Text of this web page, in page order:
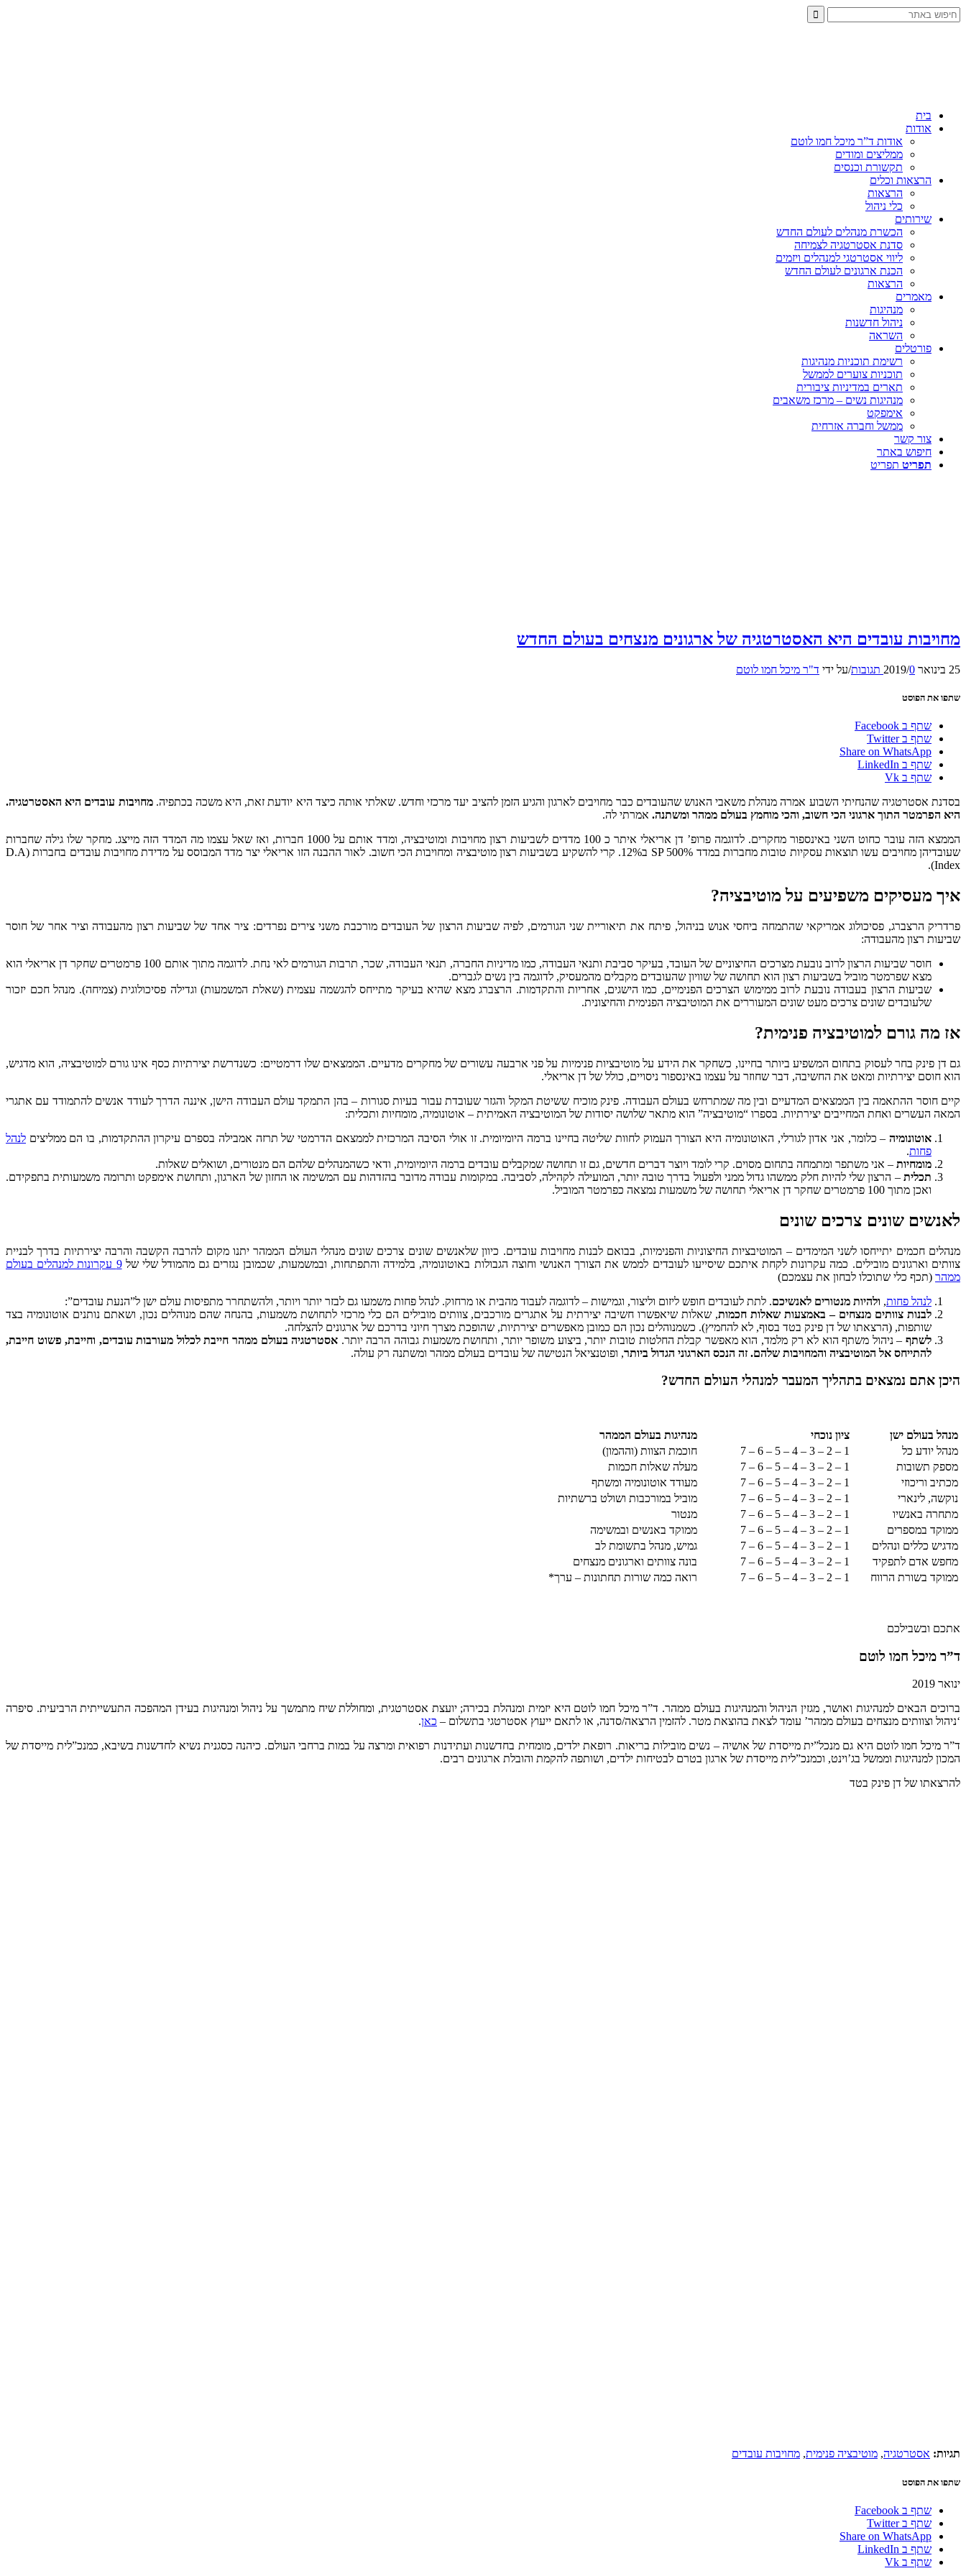
בית
אודות
אודות ד”ר מיכל חמו לוטם
ממליצים ומודים
תקשורת וכנסים
הרצאות וכלים
הרצאות
כלי ניהול
שירותים
הכשרת מנהלים לעולם החדש
סדנת אסטרטגיה לצמיחה
ליווי אסטרטגי למנהלים ויזמים
הכנת ארגונים לעולם החדש
הרצאות
מאמרים
מנהיגות
ניהול חדשנות
השראה
פורטלים
רשימת תוכניות מנהיגות
תוכניות צוערים לממשל
תארים במדיניות ציבורית
מנהיגות נשים – מרכז משאבים
אימפקט
ממשל וחברה אזרחית
צור קשר
חיפוש באתר
תפריט תפריט
מחויבות עובדים היא האסטרטגיה של ארגונים מנצחים בעולם החדש
25 בינואר 2019 /0 תגובות /על ידי ד"ר מיכל חמו לוטם
שתפו את הפוסט
שתף ב Facebook
שתף ב Twitter
Share on WhatsApp
שתף ב LinkedIn
שתף ב Vk
בסדנת אסטרטגיה שהנחיתי השבוע אמרה מנהלת משאבי האנוש שהעובדים כבר מחויבים לארגון והגיע הזמן להציב יעד מרכזי וחדש. שאלתי אותה כיצד היא יודעת זאת, היא משכה בכתפיה.מחויבות עובדים היא האסטרטגיה.
היא הפרמטר התוך ארגוני הכי חשוב, והכי מוחמץ בעולם ממהר ומשתנה. אמרתי לה.
הממצא הזה עובר כחוט השני באינספור מחקרים. לדוגמה פרופ’ דן אריאלי איתר כ 100 מדדים לשביעות רצון מחויבות ומוטיבציה, ומדד אותם על 1000 חברות, ואז שאל עצמו מה המדד הזה מייצג. מחקר שלו גילה שחברות
שעובדיהן מחויבים עשו תוצאות עסקיות טובות מחברות במדד SP 500% ב12%. קרי להשקיע בשביעות רצון מוטיבציה ומחויבות הכי חשוב. לאור ההבנה הזו אריאלי יצר מדד המבוסס על מדידת מחויבות עובדים בחברות (D.A
Index).
איך מעסיקים משפיעים על מוטיבציה?
פרדריק הרצברג, פסיכולוג אמריקאי שהתמחה ביחסי אנוש בניהול, פיתח את תיאוריית שני הגורמים, לפיה שביעות הרצון של העובדים מורכבת משני צירים נפרדים: ציר אחד של שביעות רצון מהעבודה וציר אחר של חוסר
שביעות רצון מהעבודה:
חוסר שביעות הרצון לרוב נובעת מצרכים החיצוניים של העובד, בעיקר סביבת ותנאי העבודה, כמו מדיניות החברה, תנאי העבודה, שכר, תרבות הגורמים לאי נחת. לדוגמה מתוך אותם 100 פרמטרים שחקר דן אריאלי הוא
מצא שפרמטר מוביל בשביעות רצון הוא תחושה של שוויון שהעובדים מקבלים מהמעסיק, לדוגמה בין נשים לגברים.
שביעות הרצון בעבודה נובעת לרוב ממימוש הצרכים הפנימיים, כמו הישגים, אחריות והתקדמות. הרצברג מצא שהיא בעיקר מתייחס להגשמה עצמית (שאלת המשמעות) וגדילה פסיכולוגית (צמיחה). מנהל חכם יזכור
שלעובדים שונים צרכים מעט שונים המעוררים את המוטיבציה הפנימית והחיצונית.
אז מה גורם למוטיבציה פנימית?
גם דן פינק בחר לעסוק בתחום המשפיע ביותר בחיינו, כשחקר את הידע על מוטיבציות פנימיות על פני ארבעה עשורים של מחקרים מדעיים. הממצאים שלו דרמטיים: כשנדרשת יצירתיות כסף אינו גורם למוטיבציה, הוא מדגיש,
הוא חוסם יצירתיות ומאט את החשיבה, דבר שחוזר על עצמו באינספור ניסויים, כולל של דן אריאלי.
קיים חוסר ההתאמה בין הממצאים המדעיים ובין מה שמתרחש בעולם העבודה. פינק מוכיח ששיטת המקל והגזר שעובדת עבור בעיות סגורות – בהן התמקד עולם העבודה הישן, איננה הדרך לעודד אנשים להתמודד עם אתגרי
המאה העשרים ואחת המחייבים יצירתיות. בספרו “מוטיבציה” הוא מתאר שלושה יסודות של המוטיבציה האמיתית – אוטונומיה, מומחיות ותכלית:
אוטונומיה – כלומר, אני אדון לגורלי, האוטונומיה היא הצורך העמוק לחוות שליטה בחיינו ברמה היומיומית. זו אולי הסיבה המרכזית לממצאם הדרמטי של תרזה אמבילה בספרם עיקרון ההתקדמות, בו הם ממליצים לנהל
פחות.
מומחיות – אני משתפר ומתמחה בתחום מסוים. קרי לומד ויוצר דברים חדשים, גם זו תחושה שמקבלים עובדים ברמה היומיומית, ודאי כשהמנהלים שלהם הם מנטורים, ושואלים שאלות.
תכלית – הרצון שלי להיות חלק ממשהו גדול ממני ולפעול בדרך טובה יותר, המועילה לקהילה, לסביבה. במקומות עבודה מדובר בהזדהות עם המשימה או החזון של הארגון, ותחושת אימפקט ותרומה משמעותית בתפקידם.
ואכן מתוך 100 פרמטרים שחקר דן אריאלי תחושה של משמעות נמצאה כפרמטר המוביל.
לאנשים שונים צרכים שונים
מנהלים חכמים יתייחסו לשני המימדים – המוטיבציות החיצוניות והפנימיות, בבואם לבנות מחויבות עובדים. כיוון שלאנשים שונים צרכים שונים מנהלי העולם הממהר יתנו מקום להרבה הקשבה והרבה יצירתיות בדרך לבניית
צוותים וארגונים מובילים. כמה עקרונות לקחת איתכם שיסייעו לעובדים לממש את הצורך האנושי וחוצה הגבולות באוטונומיה, בלמידה והתפתחות, ובמשמעות, שכמובן נגזרים גם מהמודל שלי של
9 עקרונות למנהלים בעולם
ממהר (תכף כלי שתוכלו לבחון את עצמכם)
לנהל פחות, ולהיות מנטורים לאנשיכם. לתת לעובדים חופש ליזום וליצור, וגמישות – לדוגמה לעבוד מהבית או מרחוק. לנהל פחות משמעו גם לבזר יותר ויותר, ולהשתחרר מתפיסות עולם ישן ל”הנעת עובדים”:
לבנות צוותים מנצחים – באמצעות שאלות חכמות, שאלות שיאפשרו חשיבה יצירתית על אתגרים מורכבים, צוותים מובילים הם כלי מרכזי לתחושת משמעות, בהנחה שהם מנוהלים נכון, ושאתם נותנים אוטונומיה בצד
שותפות, (הרצאתו של דן פינק בטד בסוף, לא להחמיץ). כשמנוהלים נכון הם כמובן מאפשרים יצירתיות, שהופכת מצרך חיוני בדרכם של ארגונים להצלחה.
לשתף– ניהול משתף הוא לא רק מלמד, הוא מאפשר קבלת החלטות טובות יותר, ביצוע משופר יותר, ותחושת משמעות גבוהה הרבה יותר. אסטרטגיה בעולם ממהר חייבת לכלול מעורבות עובדים, וחייבת, פשוט חייבת,
להתייחס אל המוטיבציה והמחויבות שלהם. זה הנכס הארגוני הגדול ביותר, ופוטנציאל הנטישה של עובדים בעולם ממהר ומשתנה רק עולה.
היכן אתם נמצאים בתהליך המעבר למנהלי העולם החדש?
מנהל בעולם ישן ציון נוכחי
מנהיגות בעולם הממהר
מנהל יודע כל
1 – 2 – 3 – 4 – 5 – 6 – 7
חוכמת הצוות (וההמון)
מספק תשובות
1 – 2 – 3 – 4 – 5 – 6 – 7
מעלה שאלות חכמות
מכתיב וריכוזי
1 – 2 – 3 – 4 – 5 – 6 – 7
מעודד אוטונומיה ומשתף
נוקשה, לינארי
1 – 2 – 3 – 4 – 5 – 6 – 7
מוביל במורכבות ושולט ברשתיות
מתחרה באנשיו
1 – 2 – 3 – 4 – 5 – 6 – 7
מנטור
ממוקד במספרים
1 – 2 – 3 – 4 – 5 – 6 – 7
ממוקד באנשים ובמשימה
מדגיש כללים ונהלים
1 – 2 – 3 – 4 – 5 – 6 – 7
גמיש, מנהל בתשומת לב
מחפש אדם לתפקיד
1 – 2 – 3 – 4 – 5 – 6 – 7
בונה צוותים וארגונים מנצחים
ממוקד בשורת הרווח
1 – 2 – 3 – 4 – 5 – 6 – 7 רואה כמה שורות תחתונות – ערך*
אתכם ובשבילכם
ד”ר מיכל חמו לוטם
ינואר 2019
ברוכים הבאים למנהיגות ואושר, מגזין הניהול והמנהיגות בעולם ממהר. ד”ר מיכל חמו לוטם היא יזמית ומנהלת בכירה; יועצת אסטרטגית, ומחוללת שיח מתמשך על ניהול ומנהיגות בעידן המהפכה התעשייתית הרביעית. סיפרה
‘ניהול וצוותים מנצחים בעולם ממהר’ עומד לצאת בהוצאת מטר. להזמין הרצאה/סדנה, או לתאם ייעוץ אסטרטגי בתשלום – כאן.
ד”ר מיכל חמו לוטם היא גם מנכל”ית מייסדת של אושיה – נשים מובילות בריאות. רופאת ילדים, מומחית בחדשנות ועתידנות רפואית ומרצה על במות ברחבי העולם. כיהנה כסגנית נשיא לחדשנות בשיבא, כמנכ”לית מייסדת של
המכון למנהיגות וממשל בג’וינט, וכמנכ”לית מייסדת של ארגון בטרם לבטיחות ילדים, ושותפה להקמת והובלת ארגונים רבים.
להרצאתו של דן פינק בטד
תגיות: אסטרטגיה, מוטיבציה פנימית, מחויבות עובדים
שתפו את הפוסט
שתף ב Facebook
שתף ב Twitter
Share on WhatsApp
שתף ב LinkedIn
שתף ב Vk